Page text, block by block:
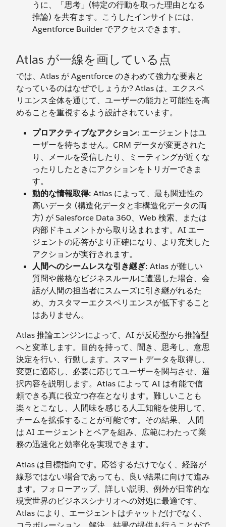
うに、「思考」(特定の行動を取った理由となる
推論) を共有ます。こうしたインサイトには、
Agentforce Builder でアクセスできます。
Atlas が一線を画している点
では、Atlas が Agentforce のきわめて強力な要素と
なっているのはなぜでしょうか? Atlas は、エクスペ
リエンス全体を通じて、ユーザーの能力と可能性を高
めることを重視するよう設計されています。
プロアクティブなアクション: エージェントはユ
ーザーを待ちません。CRM データが変更された
り、メールを受信したり、ミーティングが近くな
ったりしたときにアクションをトリガーできま
す。
動的な情報取得: Atlas によって、最も関連性の
高いデータ (構造化データと非構造化データの両
方) が Salesforce Data 360、Web 検索、または
内部ドキュメントから取り込まれます。AI エー
ジェントの応答がより正確になり、より充実した
アクションが実行されます。
人間へのシームレスな引き継ぎ: Atlas が難しい
質問や厳格なビジネスルールに遭遇した場合、会
話が人間の担当者にスムーズに引き継がれるた
め、カスタマーエクスペリエンスが低下すること
はありません。
Atlas 推論エンジンによって、AI が反応型から推論型
へと変革します。目的を持って、聞き、思考し、意思
決定を行い、行動します。スマートデータを取得し、
変更に適応し、必要に応じてユーザーを関与させ、選
択内容を説明します。Atlas によって AI は有能で信
頼できる真に役立つ存在となります。難しいことも
楽々とこなし、人間味を感じる人工知能を使用して、
チームを拡張することが可能です。その結果、 人間
は AI エージェントとペアを組み、広範にわたって業
務の迅速化と効率化を実現できます。
Atlas は目標指向です。応答するだけでなく、経路が
線形ではない場合であっても、良い結果に向けて進み
ます。フォローアップ、詳しい説明、例外が日常的な
現実世界のビジネスシナリオへの対処に最適です。
Atlas により、エージェントはチャットだけでなく、